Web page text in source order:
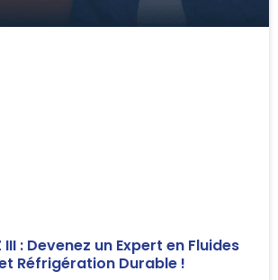
: Devenez un Expert en Fluides
Réfrigération Durable !